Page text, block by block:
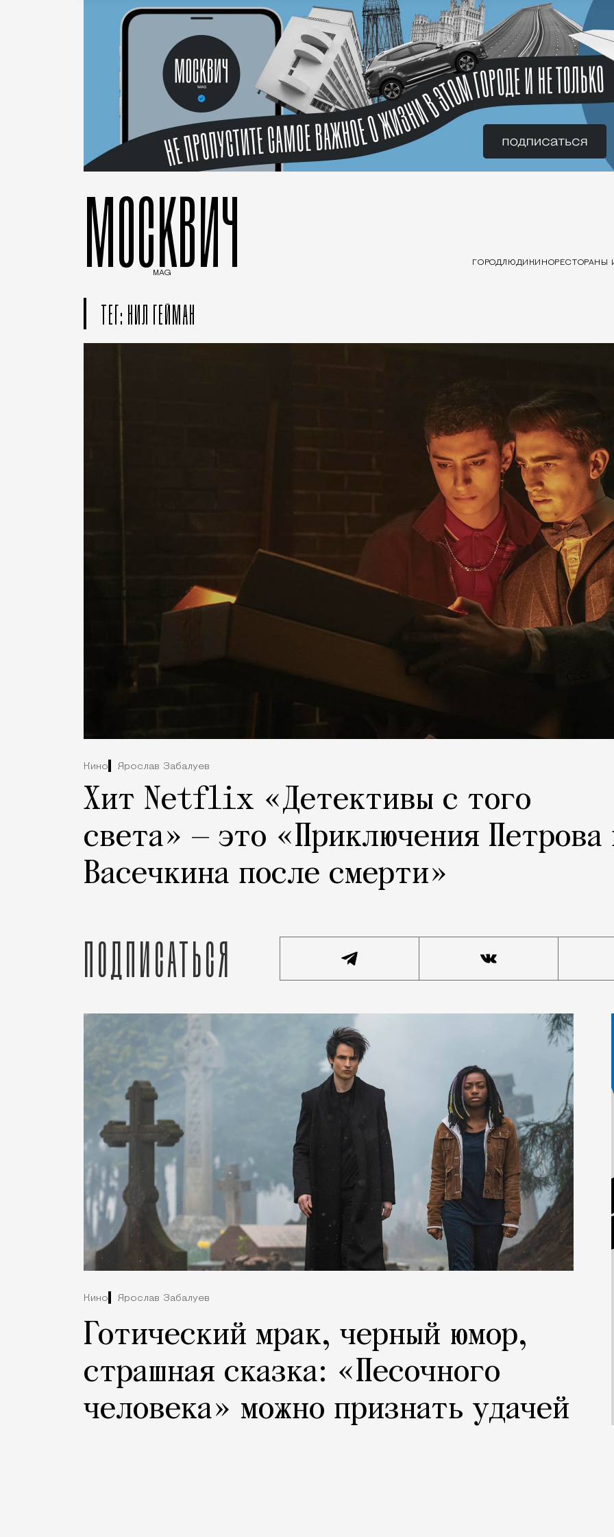
МОСКВИЧ
MAG
ГОРОДЛЮДИ КИНОРЕСТОРАНЫ
ТЕГ: НИЛ ГЕЙМАН
Кино Ярослав Забалуев
Хит Netflix «Детективы с того
света» — это «Приключения Петрова
Васечкина после смерти»
Подписаться
Кино Ярослав Забалуев
Готический мрак, черный юмор,
страшная сказка: «Песочного
человека» можно признать удачей